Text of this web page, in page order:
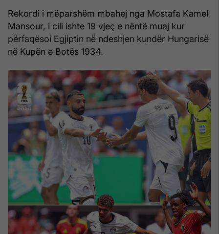
Rekordi i mëparshëm mbahej nga Mostafa Kamel
Mansour, i cili ishte 19 vjeç e nëntë muaj kur
përfaqësoi Egjiptin në ndeshjen kundër Hungarisë
në Kupën e Botës 1934.